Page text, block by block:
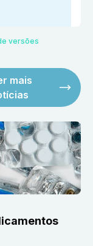
versões
mais